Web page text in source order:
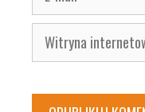
mail
Witryna
internetowa